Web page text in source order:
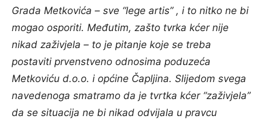
Grada Metkovića – sve “lege artis” , i to nitko ne bi
mogao osporiti. Međutim, zašto tvrka kćer nije
nikad zaživjela – to je pitanje koje se treba
postaviti prvenstveno odnosima poduzeća
Metkoviću d.o.o. i općine Čapljina. Slijedom svega
navedenoga smatramo da je tvrtka kćer “zaživjela”
da se situacija ne bi nikad odvijala u pravcu